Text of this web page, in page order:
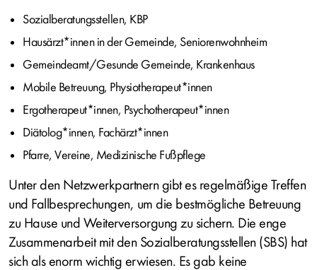
Sozialberatungsstellen, KBP
Hausärzt*innen in der Gemeinde, Seniorenwohnheim
Gemeindeamt/Gesunde Gemeinde, Krankenhaus
Mobile Betreuung, Physiotherapeut*innen
Ergotherapeut*innen, Psychotherapeut*innen
Diätolog*innen, Fachärzt*innen
Pfarre, Vereine, Medizinische Fußpflege
Unter den Netzwerkpartnern gibt es regelmäßige Treffen
und Fallbesprechungen, um die bestmögliche Betreuung
zu Hause und Weiterversorgung zu sichern. Die enge
Zusammenarbeit mit den Sozialberatungsstellen (SBS) hat
sich als enorm wichtig erwiesen. Es gab keine